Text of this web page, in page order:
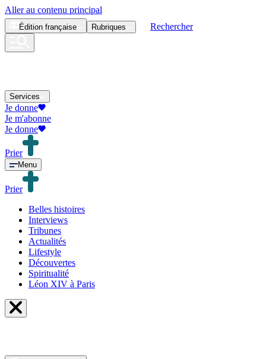
Aller au contenu principal
Édition française Rubriques Rechercher
Services
Je donne
Je m'abonne
Je donne
Prier
Menu
Prier
Belles histoires
Interviews
Tribunes
Actualités
Lifestyle
Découvertes
Spiritualité
Léon XIV à Paris